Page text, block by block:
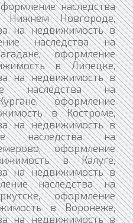
наследства
Новгороде,
на недвижимость в
наследства на
оформление
в Липецке,
на недвижимость в
наследства на
оформление
в Костроме,
на недвижимость в
наследства на
оформление
в Калуге,
на недвижимость в
наследства на
оформление
в Воронеже,
на недвижимость в